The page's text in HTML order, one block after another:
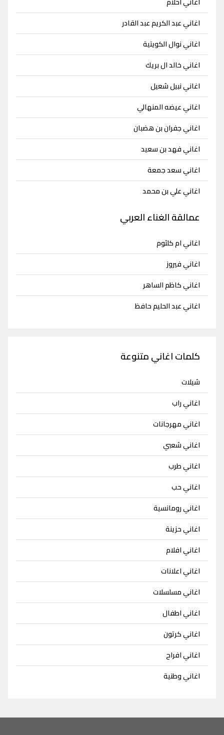
اغاني عبد الكريم عبد القادر
اغاني نوال الكويتية
اغاني خالد ال بريك
اغاني نبيل شعيل
اغاني عيضه المنهالي
اغاني جفران بن هضبان
اغاني فهد بن سعيد
اغاني سعد جمعة
اغاني علي بن محمد
عمالقة الغناء العربي
اغاني ام كلثوم
اغاني فيروز
اغاني كاظم الساهر
اغاني عبد الحليم حافظ
كلمات اغاني متنوعة
شيلات
اغاني راب
اغاني مهرجانات
اغاني شعبي
اغاني طرب
اغاني حب
اغاني رومانسية
اغاني حزينة
اغاني افلام
اغاني اعلانات
اغاني مسلسلات
اغاني اطفال
اغاني كرتون
اغاني افراح
اغاني وطنية